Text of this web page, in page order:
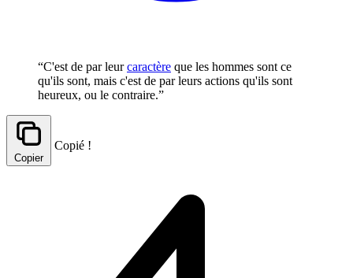
“C'est de par leurcaractère que les hommes sont ce
qu'ils sont, mais c'est de par leurs actions qu'ils sont
heureux, ou le contraire.”
Copier
Copié !